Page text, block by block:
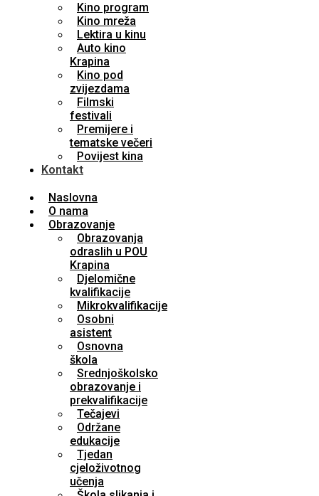
Kino program
Kino mreža
Lektira u kinu
Auto kino
Krapina
Kino pod
zvijezdama
Filmski
festivali
Premijere i
tematske večeri
Povijest kina
Kontakt
Naslovna
O nama
Obrazovanje
Obrazovanja
odraslih u POU
Krapina
Djelomične
kvalifikacije
Mikrokvalifikacije
Osobni
asistent
Osnovna
škola
Srednjoškolsko
obrazovanje i
prekvalifikacije
Tečajevi
Održane
edukacije
Tjedan
cjeloživotnog
učenja